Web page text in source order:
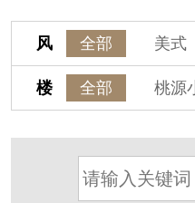
风
格
全部 美式
欧式
中式
新中式
新
轻奢
法式
港式
其他
楼
盘
全部 桃源
保亿·湖风雅园
西湖院子